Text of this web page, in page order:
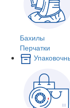
Бахилы
Перчатки